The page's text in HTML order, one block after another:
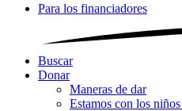
Para los financiadores
Buscar
Donar
Maneras de dar
Estamos con los